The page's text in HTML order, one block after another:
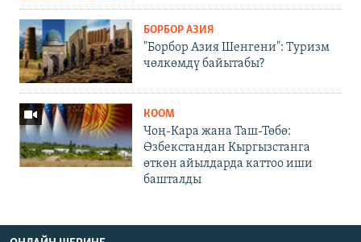
БОРБОР АЗИЯ
"Борбор Азия Шенгени": Туризм
чөлкөмдү байытабы?
КООМ
Чоң-Кара жана Таш-Төбө:
Өзбекстандан Кыргызстанга
өткөн айылдарда каттоо иши
башталды